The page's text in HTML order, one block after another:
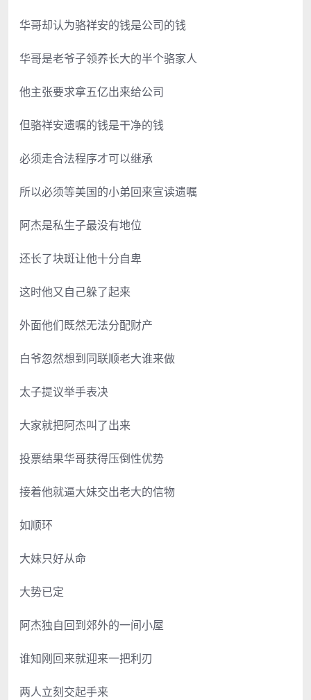
华哥却认为骆祥安的钱是公司的钱
华哥是老爷子领养长大的半个骆家人
他主张要求拿五亿出来给公司
但骆祥安遗嘱的钱是干净的钱
必须走合法程序才可以继承
所以必须等美国的小弟回来宣读遗嘱
阿杰是私生子最没有地位
还长了块斑让他十分自卑
这时他又自己躲了起来
外面他们既然无法分配财产
白爷忽然想到同联顺老大谁来做
太子提议举手表决
大家就把阿杰叫了出来
投票结果华哥获得压倒性优势
接着他就逼大妹交出老大的信物
如顺环
大妹只好从命
大势已定
阿杰独自回到郊外的一间小屋
谁知刚回来就迎来一把利刃
两人立刻交起手来